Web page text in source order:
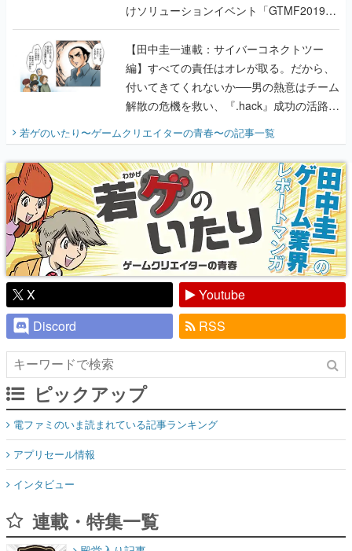
けソリューションイベント「GTMF2019」
に行って、より理解を深めよう【PR】
【田中圭一連載：サイバーコネクトツー
編】すべての責任はオレが取る。だから、
付いてきてくれないか──男の熱意はチーム
解散の危機を救い、『.hack』成功の活路を
『少年ジャンプ』色だった【若ゲのいた
り】
若ゲのいたり〜ゲームクリエイターの青春〜の記事一覧
X
Youtube
Discord
RSS
ピックアップ
電ファミのいま読まれている記事ランキング
アプリセール情報
インタビュー
連載・特集一覧